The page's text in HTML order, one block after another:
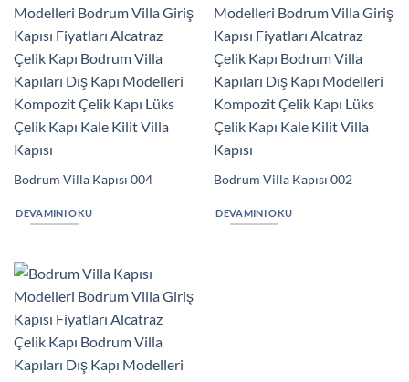
Bodrum Villa Kapısı 004
DEVAMINI OKU
Bodrum Villa Kapısı 002
DEVAMINI OKU